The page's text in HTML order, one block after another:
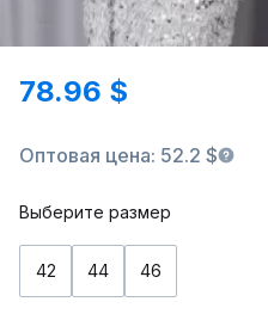
78.96 $
Оптовая цена: 52.2 $
Выберите размер
42 44 46